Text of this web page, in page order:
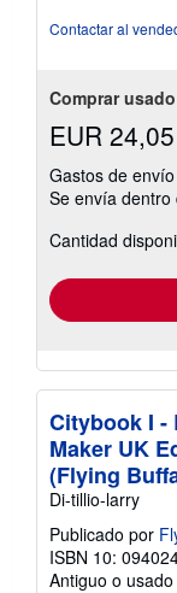
Contactar al
Comprar usado
EUR 24,05
Gastos de
Se envía dentro
Cantidad
Citybook I -
Maker UK
(Flying
Di-tillio-larry
Publicado por
ISBN 10:
Antiguo o usado